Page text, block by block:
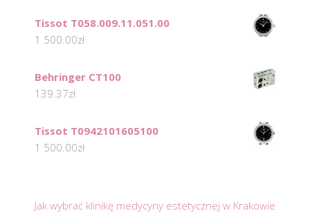
Tissot T058.009.11.051.00
1 500.00zł
Behringer CT100
139.37zł
Tissot T0942101605100
1 500.00zł
Jak wybrać klinikę medycyny estetycznej w Krakowie